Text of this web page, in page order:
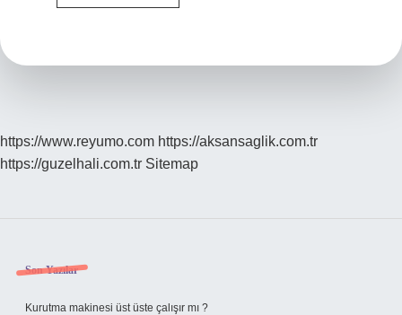
Ve
https://www.reyumo.com https://aksansaglik.com.tr
https://guzelhali.com.tr Sitemap
Sidebar
Son Yazılar
Kurutma makinesi üst üste çalışır mı ?